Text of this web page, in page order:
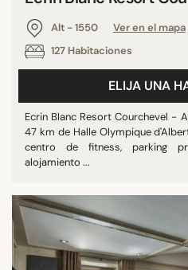
Alt - 1550
Ver en el mapa
127 Habitaciones
ELIJA UNA
Ecrin Blanc Resort Courchevel -
47 km de Halle Olympique
centro de fitness, parking
alojamiento ...